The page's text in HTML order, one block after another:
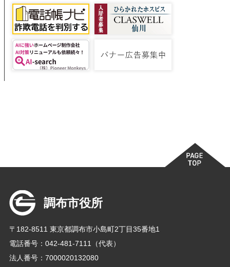
調布市役所
〒182-8511 東京都調布市小島町2丁目35番地1
電話番号：042-481-7111（代表）
法人番号：7000020132080